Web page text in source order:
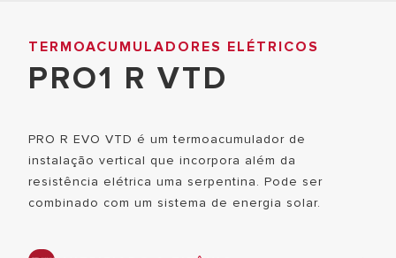
TRABALHA CONNOSCO
CALDEIRAS
BOMBAS DE CALOR
REGULAÇÃO
TERMOACUMULADORES
AR CONDICIONADO E DESUMIDIFICADORES
TERMOACUMULADORES ELÉTRICOS
PRO1 R VTD
PRO R EVO VTD é um termoacumulador de
instalação vertical que incorpora além da
resistência elétrica uma serpentina. Pode ser
combinado com um sistema de energia solar.